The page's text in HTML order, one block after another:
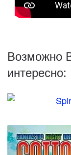
Возможно
интересно: